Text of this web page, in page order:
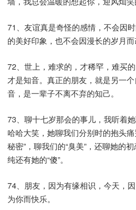
71、友谊真是奇怪的感情，不会因
的美好印象，也不会因漫长的岁月而
72、世上，难求的，才稀罕，难买
才是知音。真正的朋友，就是另一
音，是一辈子不离不弃的知己。
73、聊十七岁那会的事儿，我听着
哈哈大笑，她聊我们分别时的抱头
秘密”，聊我们的“臭美”，还聊她的
纯还有她的“傻”。
74、朋友，因为有缘相识，今天，
为你而快乐。